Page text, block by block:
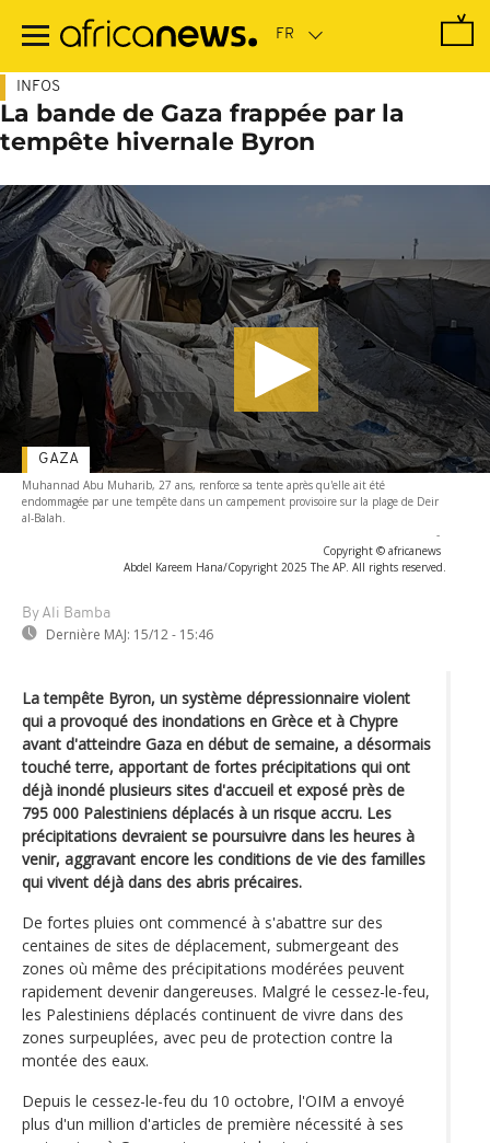
contenu
INFOS
La bande de Gaza frappée par la
tempête hivernale Byron
Muhannad Abu Muharib, 27 ans, renforce sa tente après qu'elle ait été
endommagée par une tempête dans un campement provisoire sur la plage de Deir
al-Balah.
-
Copyright © africanews
Abdel Kareem Hana/Copyright 2025 The AP. All rights reserved.
By Ali Bamba
Dernière MAJ: 15/12 - 15:46
GAZA
La tempête Byron, un système dépressionnaire violent
qui a provoqué des inondations en Grèce et à Chypre
avant d'atteindre Gaza en début de semaine, a désormais
touché terre, apportant de fortes précipitations qui ont
déjà inondé plusieurs sites d'accueil et exposé près de
795 000 Palestiniens déplacés à un risque accru. Les
précipitations devraient se poursuivre dans les heures à
venir, aggravant encore les conditions de vie des familles
qui vivent déjà dans des abris précaires.
De fortes pluies ont commencé à s'abattre sur des
centaines de sites de déplacement, submergeant des
zones où même des précipitations modérées peuvent
rapidement devenir dangereuses. Malgré le cessez-le-feu,
les Palestiniens déplacés continuent de vivre dans des
zones surpeuplées, avec peu de protection contre la
montée des eaux.
Depuis le cessez-le-feu du 10 octobre, l'OIM a envoyé
plus d'un million d'articles de première nécessité à ses